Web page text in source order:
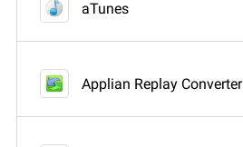
aTunes
Applian Replay Converter